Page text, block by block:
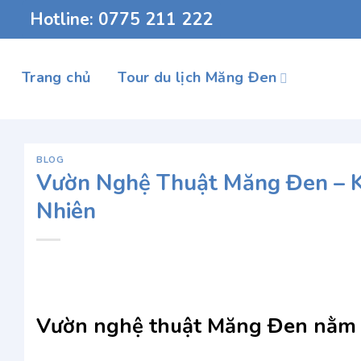
Chuyển
dung
Hotline: 0775 211 222
Trang chủ Tour du lịch Măng Đen
BLOG
Vườn Nghệ Thuật Măng Đen –
Nhiên
Vườn nghệ thuật Măng Đen nằm